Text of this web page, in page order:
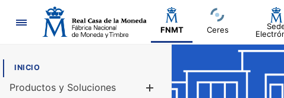
Navegación
FNMT Ceres
INICIO
Productos y Soluciones
Mostrar/Ocultar